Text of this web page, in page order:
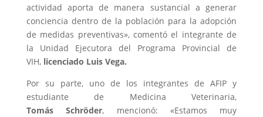
actividad aporta de manera sustancial a generar
conciencia dentro de la población para la adopción
de medidas preventivas», comentó el integrante de
la Unidad Ejecutora del Programa Provincial de
VIH, licenciado Luis Vega.
Por su parte, uno de los integrantes de AFIP y
estudiante de Medicina Veterinaria,
Tomás Schröder, mencionó: «Estamos muy